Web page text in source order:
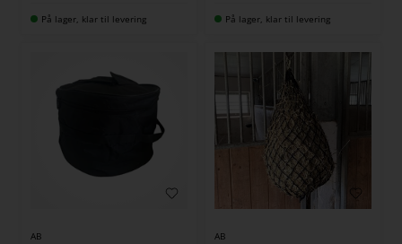
På lager, klar til levering På lager, klar til levering
AB AB